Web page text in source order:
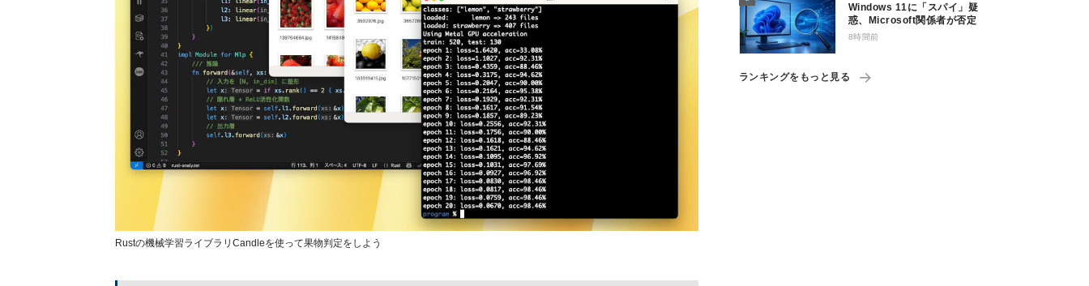
Rustの機械学習ライブラリCandleを使って果物判定をしよう
Windows 11に「スパイ」疑
惑、Microsoft関係者が否定
8時間前
ランキングをもっと見る